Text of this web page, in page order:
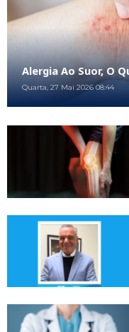
Alergia Ao Suor, O
Quarta, 27 Mai 2026 08:44